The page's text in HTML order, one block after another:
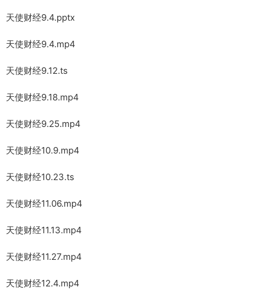
天使财经9.4.pptx
天使财经9.4.mp4
天使财经9.12.ts
天使财经9.18.mp4
天使财经9.25.mp4
天使财经10.9.mp4
天使财经10.23.ts
天使财经11.06.mp4
天使财经11.13.mp4
天使财经11.27.mp4
天使财经12.4.mp4